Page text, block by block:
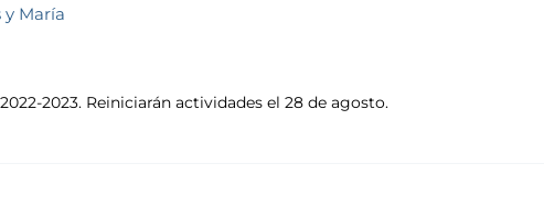
y María
2023. Reiniciarán actividades el 28 de agosto.